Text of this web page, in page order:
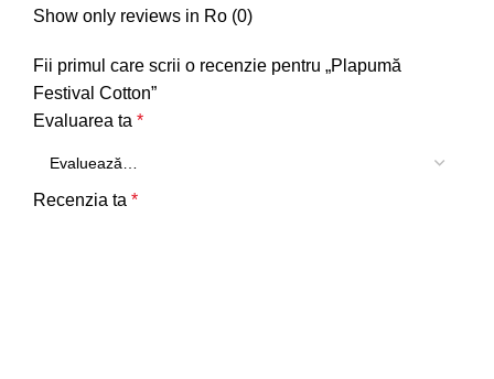
Show only reviews in Ro (0)
Fii primul care scrii o recenzie pentru „Plapumă
Festival Cotton”
Evaluarea ta *
Recenzia ta *